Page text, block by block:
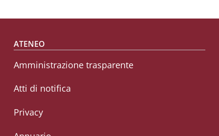
Footer menu
ATENEO
Amministrazione trasparente
Atti di notifica
Privacy